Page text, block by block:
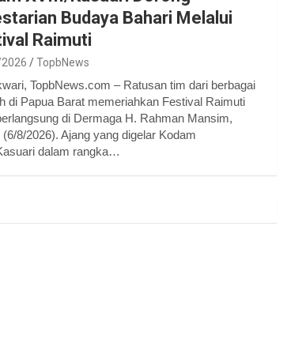
Budaya Bahari Melalui
Raimuti
TopbNews
TopbNews.com – Ratusan tim dari berbagai
di Papua Barat memeriahkan Festival Raimuti
di Dermaga H. Rahman Mansim,
8/2026). Ajang yang digelar Kodam
dalam rangka…